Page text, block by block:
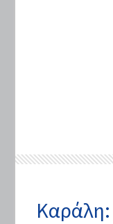
Καράλη: